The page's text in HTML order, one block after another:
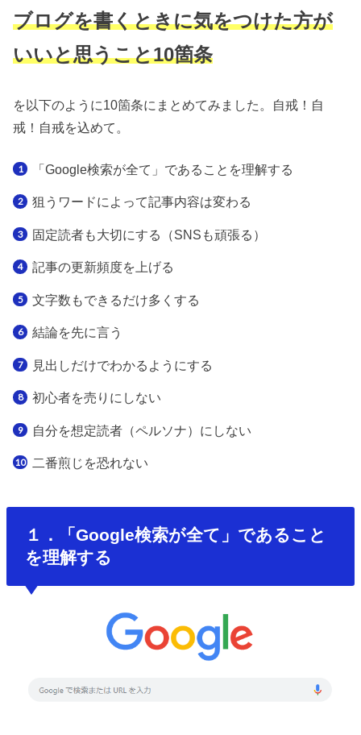
ブログを書くときに気をつけた方が
いいと思うこと10箇条
を以下のように10箇条にまとめてみました。自戒！自
戒！自戒を込めて。
「Google検索が全て」であることを理解する
狙うワードによって記事内容は変わる
固定読者も大切にする（SNSも頑張る）
記事の更新頻度を上げる
文字数もできるだけ多くする
結論を先に言う
見出しだけでわかるようにする
初心者を売りにしない
自分を想定読者（ペルソナ）にしない
二番煎じを恐れない
１．「Google検索が全て」であること
を理解する